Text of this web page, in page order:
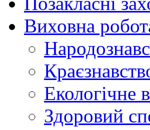
Виховна
Екологічне
Здоровий